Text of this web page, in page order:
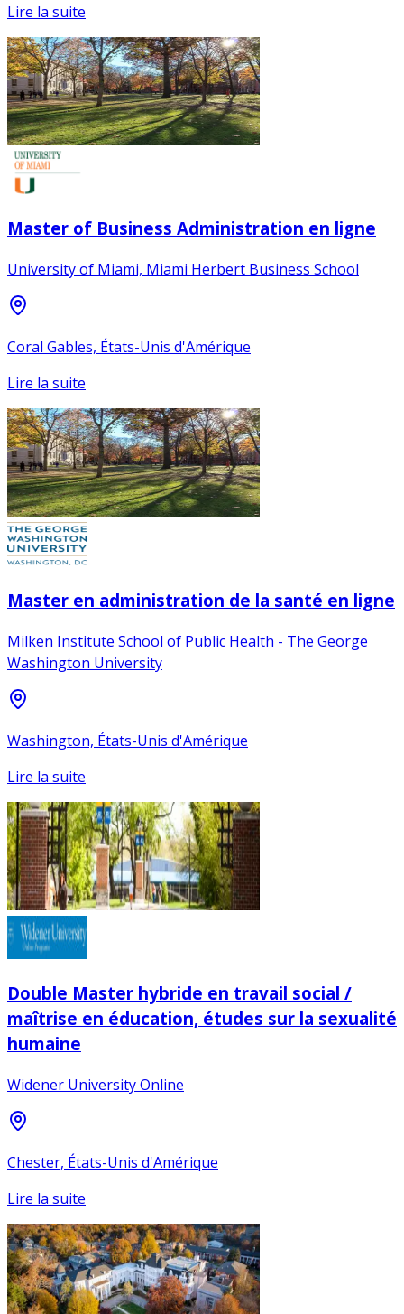
Lire la suite
Master of Business Administration en ligne
University of Miami, Miami Herbert Business School
Coral Gables, États-Unis d'Amérique
Lire la suite
Master en administration de la santé en ligne
Milken Institute School of Public Health - The George
Washington University
Washington, États-Unis d'Amérique
Lire la suite
Double Master hybride en travail social /
maîtrise en éducation, études sur la sexualité
humaine
Widener University Online
Chester, États-Unis d'Amérique
Lire la suite